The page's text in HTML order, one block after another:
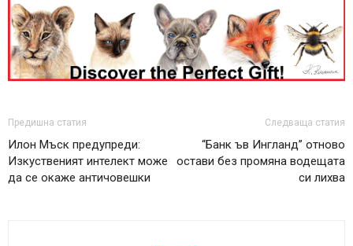
Предишна статия
Илон Мъск предупреди:
Изкуственият интелект може
да се окаже античовешки
Следваща статия
“Банк ъв Ингланд” отново
остави без промяна водещата
си лихва